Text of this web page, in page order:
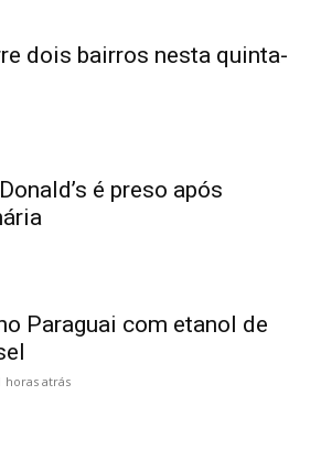
dois bairros nesta quinta-
é preso após
Paraguai com etanol de
horas atrás